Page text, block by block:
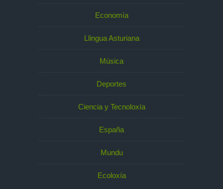
Economía
Llingua Asturiana
Música
Deportes
Ciencia y Tecnoloxía
España
Mundu
Ecoloxía